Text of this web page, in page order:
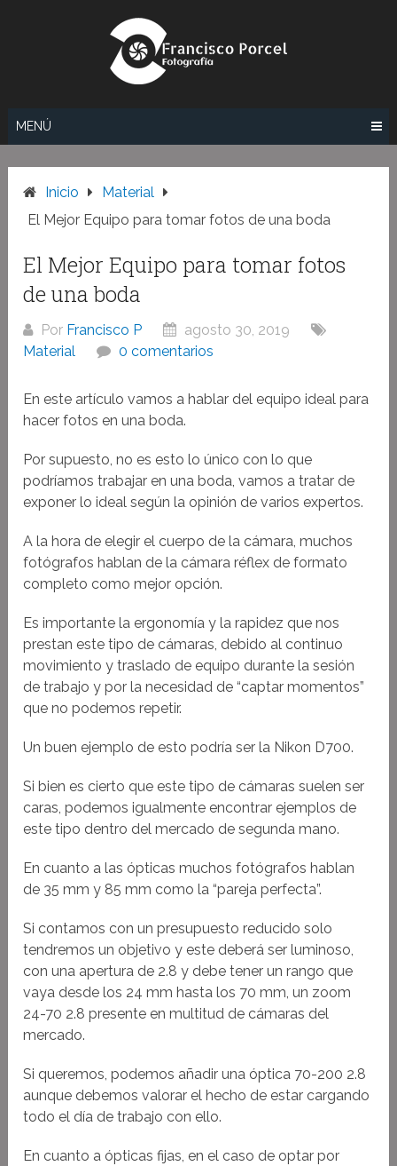
MENÚ
Inicio
Material
El Mejor Equipo para tomar fotos de una boda
El Mejor Equipo para tomar fotos
de una boda
Por Francisco P
agosto 30, 2019
Material
0 comentarios
En este artículo vamos a hablar del equipo ideal para
hacer fotos en una boda.
Por supuesto, no es esto lo único con lo que
podríamos trabajar en una boda, vamos a tratar de
exponer lo ideal según la opinión de varios expertos.
A la hora de elegir el cuerpo de la cámara, muchos
fotógrafos hablan de la cámara réflex de formato
completo como mejor opción.
Es importante la ergonomía y la rapidez que nos
prestan este tipo de cámaras, debido al continuo
movimiento y traslado de equipo durante la sesión
de trabajo y por la necesidad de “captar momentos”
que no podemos repetir.
Un buen ejemplo de esto podría ser la Nikon D700.
Si bien es cierto que este tipo de cámaras suelen ser
caras, podemos igualmente encontrar ejemplos de
este tipo dentro del mercado de segunda mano.
En cuanto a las ópticas muchos fotógrafos hablan
de 35 mm y 85 mm como la “pareja perfecta”.
Si contamos con un presupuesto reducido solo
tendremos un objetivo y este deberá ser luminoso,
con una apertura de 2.8 y debe tener un rango que
vaya desde los 24 mm hasta los 70 mm, un zoom
24-70 2.8 presente en multitud de cámaras del
mercado.
Si queremos, podemos añadir una óptica 70-200 2.8
aunque debemos valorar el hecho de estar cargando
todo el día de trabajo con ello.
En cuanto a ópticas fijas, en el caso de optar por